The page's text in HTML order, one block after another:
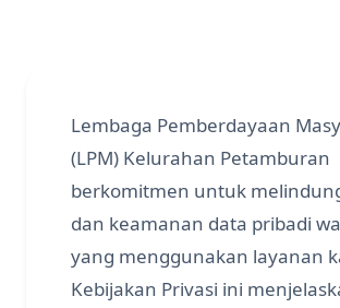
Lembaga Pemberdayaan
(LPM) Kelurahan Petamburan
berkomitmen untuk
dan keamanan data pribadi
yang menggunakan layanan
Kebijakan Privasi ini